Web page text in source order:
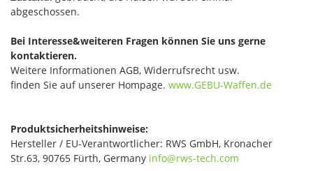
abgeschossen.
Bei Interesse&weiteren Fragen können Sie uns gerne
kontaktieren.
Weitere Informationen AGB, Widerrufsrecht usw.
finden Sie auf unserer Hompage. www.GEBU-Waffen.de
Produktsicherheitshinweise:
Hersteller / EU-Verantwortlicher: RWS GmbH, Kronacher
Str.63, 90765 Fürth, Germany info@rws-tech.com